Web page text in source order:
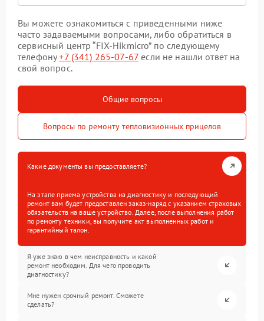
Вы можете ознакомиться с приведенными ниже
часто задаваемыми вопросами, либо обратиться в
сервисный центр “FIX-Hikmicro” по следующему
телефону+7 (341) 265-07-67 если не нашли ответ на
свой вопрос.
Общие вопросы
Вопросы по ремонту тепловизионных прицелов
Какие документы вы предоставляете?
На этапе приема устройства на диагностику и последующий
ремонт вам будет предоставлен заказ-наряд с указанием страховых
обязательств на ваше устройство. Далее, после выполнения работ
по ремонту техники, вы получите акт выполненных работ и
гарантийный талон.
Я уже знаю в чем неисправность и какой
ремонт необходим. Для чего проводить
диагностику?
Мне нужен срочный ремонт. Сможете
сделать?